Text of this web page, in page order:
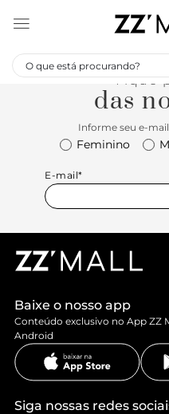
Fique
das
Informe seu e-
Feminino
E-mail*
Baixe o nosso app
Conteúdo exclusivo no App ZZ
Android
Siga nossas redes